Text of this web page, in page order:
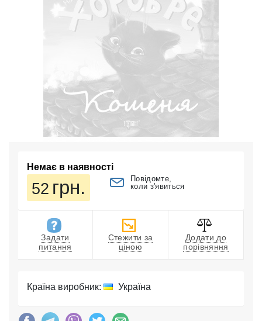
Немає в наявності
52 грн.
Повідомте,
коли з'явиться
Задати
питання
Стежити за
ціною
Додати до
порівняння
Країна виробник: Україна